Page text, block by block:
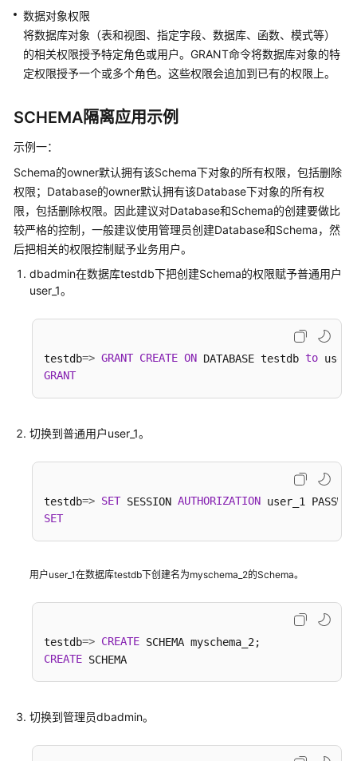
能
备
份
复
故
除
视
频
帮
助
性
书
文
下
通
参
语
责
共
数据对象权限
将数据库对象（表和视图、指定字段、数据库、函数、模式等）
的相关权限授予特定角色或用户。GRANT命令将数据库对象的特
定权限授予一个或多个角色。这些权限会追加到已有的权限上。
SCHEMA隔离应用示例
示例一：
Schema的owner默认拥有该Schema下对象的所有权限，包括删除
权限；Database的owner默认拥有该Database下对象的所有权
限，包括删除权限。因此建议对Database和Schema的创建要做比
较严格的控制，一般建议使用管理员创建Database和Schema，然
后把相关的权限控制赋予业务用户。
dbadmin在数据库testdb下把创建Schema的权限赋予普通用户
user_1。
testdb=> GRANT CREATE ON DATABASE testdb to
GRANT
切换到普通用户user_1。
testdb=> SET SESSION AUTHORIZATION user_1
SET
用户user_1在数据库testdb下创建名为myschema_2的Schema。
testdb=> CREATE
CREATE
切换到管理员dbadmin。